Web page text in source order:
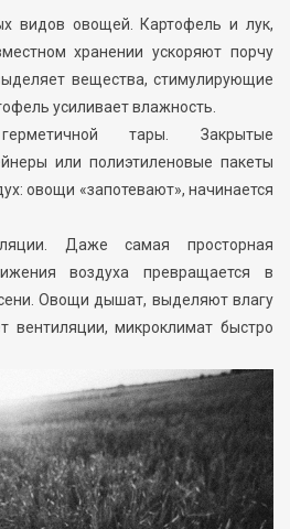
видов овощей. Картофель и лук,
хранении ускоряют порчу
вещества, стимулирующие
усиливает влажность.
тары. Закрытые
или полиэтиленовые пакеты
овощи «запотевают», начинается
Даже самая просторная
воздуха превращается в
Овощи дышат, выделяют влагу
вентиляции, микроклимат быстро